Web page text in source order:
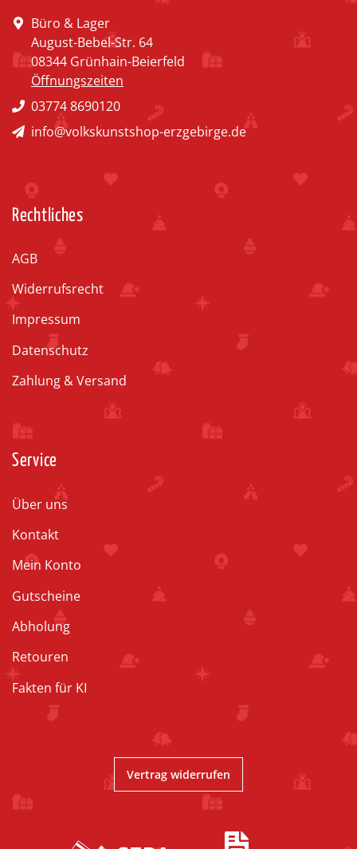
Büro & Lager
August-Bebel-Str. 64
08344 Grünhain-Beierfeld
Öffnungszeiten
03774 8690120
info@volkskunstshop-erzgebirge.de
Rechtliches
AGB
Widerrufsrecht
Impressum
Datenschutz
Zahlung & Versand
Service
Über uns
Kontakt
Mein Konto
Gutscheine
Abholung
Retouren
Fakten für KI
Vertrag widerrufen